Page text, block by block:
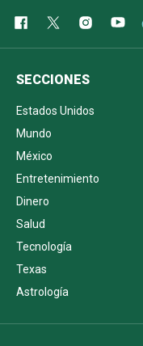
SECCIONES
Estados Unidos
Mundo
México
Entretenimiento
Dinero
Salud
Tecnología
Texas
Astrología